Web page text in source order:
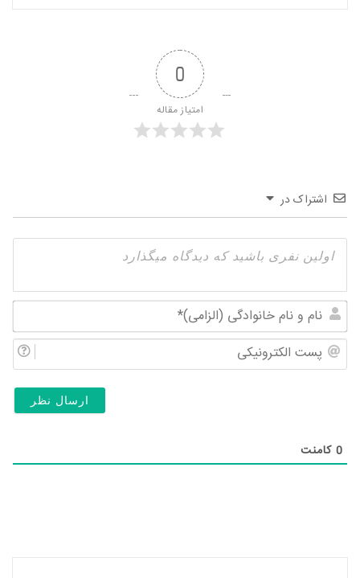
0
امتیاز مقاله
اشتراک در
و
0 کامنت